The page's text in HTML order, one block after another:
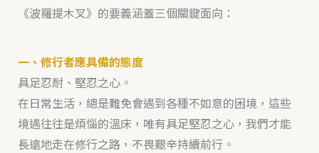
《波羅提木叉》的要義涵蓋三個關鍵面向：
一、修行者應具備的態度
具足忍耐、堅忍之心。
在日常生活，總是難免會遇到各種不如意的困境，這些
境遇往往是煩惱的溫床，唯有具足堅忍之心，我們才能
長遠地走在修行之路，不畏艱辛持續前行。